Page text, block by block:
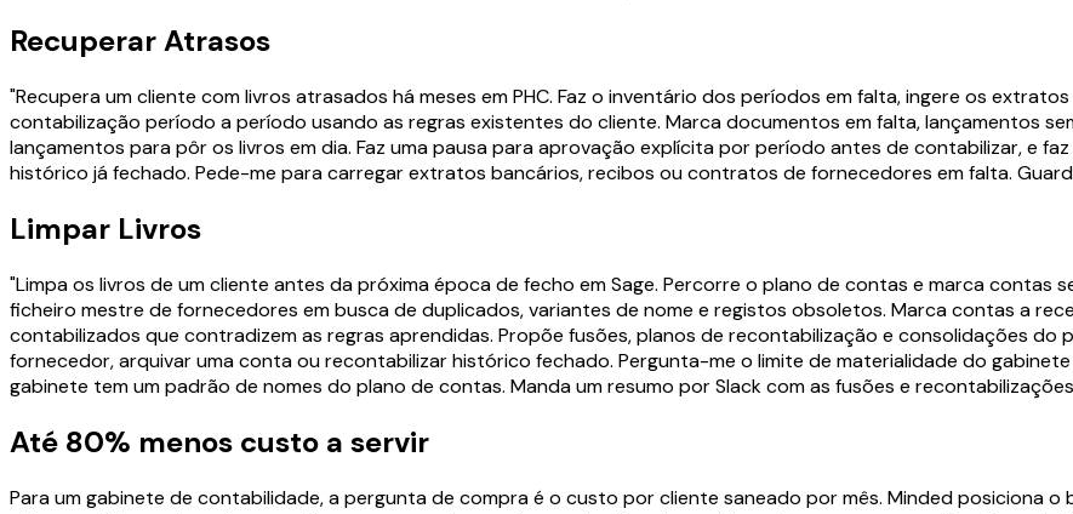
Recuperar Atrasos
"Recupera um cliente com livros atrasados há meses em PHC. Faz o inventário dos períodos em falta, ingere os
contabilização período a período usando as regras existentes do cliente. Marca documentos em falta, lançamentos
lançamentos para pôr os livros em dia. Faz uma pausa para aprovação explícita por período antes de contabilizar, e
histórico já fechado. Pede-me para carregar extratos bancários, recibos ou contratos de fornecedores em falta.
Limpar Livros
"Limpa os livros de um cliente antes da próxima época de fecho em Sage. Percorre o plano de contas e marca contas
ficheiro mestre de fornecedores em busca de duplicados, variantes de nome e registos obsoletos. Marca contas a
contabilizados que contradizem as regras aprendidas. Propõe fusões, planos de recontabilização e consolidações do
fornecedor, arquivar uma conta ou recontabilizar histórico fechado. Pergunta-me o limite de materialidade do
gabinete tem um padrão de nomes do plano de contas. Manda um resumo por Slack com as fusões e
Até 80% menos custo a servir
Para um gabinete de contabilidade, a pergunta de compra é o custo por cliente saneado por mês. Minded posiciona